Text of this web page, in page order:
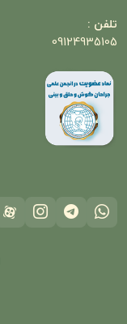
تلفن :
09124935105